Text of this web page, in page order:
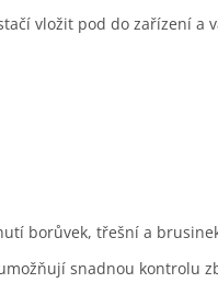
vložit pod do zařízení a
borůvek, třešní a
snadnou kontrolu